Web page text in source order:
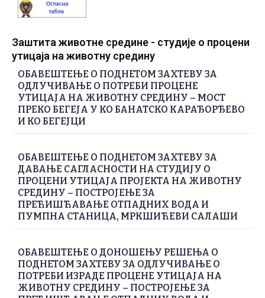
Заштита животне средине - студије о процени
утицаја на животну средину
ОБАВЕШТЕЊЕ О ПОДНЕТОМ ЗАХТЕВУ ЗА
ОДЛУЧИВАЊЕ О ПОТРЕБИ ПРОЦЕНЕ
УТИЦАЈА НА ЖИВОТНУ СРЕДИНУ – МОСТ
ПРЕКО БЕГЕЈА У КО БАНАТСКО КАРАЂОРЂЕВО
И КО БЕГЕЈЦИ
ОБАВЕШТЕЊЕ О ПОДНЕТОМ ЗАХТЕВУ ЗА
ДАВАЊЕ САГЛАСНОСТИ НА СТУДИЈУ О
ПРОЦЕНИ УТИЦАЈА ПРОЈЕКТА НА ЖИВОТНУ
СРЕДИНУ – ПОСТРОЈЕЊЕ ЗА
ПРЕЋИШЋАВАЊЕ ОТПАДНИХ ВОДА И
ПУМПНА СТАНИЦА, МРКШИЋЕВИ САЛАШИ
ОБАВЕШТЕЊЕ О ДОНОШЕЊУ РЕШЕЊА О
ПОДНЕТОМ ЗАХТЕВУ ЗА ОДЛУЧИВАЊЕ О
ПОТРЕБИ ИЗРАДЕ ПРОЦЕНЕ УТИЦАЈА НА
ЖИВОТНУ СРЕДИНУ – ПОСТРОЈЕЊЕ ЗА